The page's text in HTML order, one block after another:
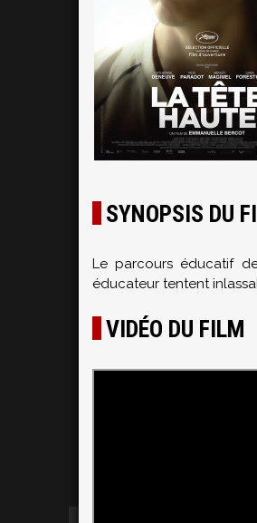
SYNOPSIS DU
Le parcours éducatif
éducateur tentent
VIDÉO DU FILM